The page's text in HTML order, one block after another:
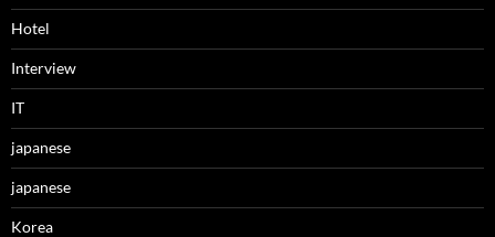
Hotel
Interview
IT
japanese
japanese
Korea